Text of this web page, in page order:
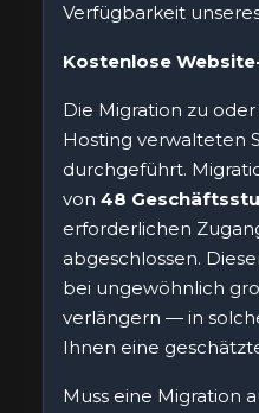
Verfügbarkeit
Kostenlose
Die Migration zu
Hosting verwalteten
durchgeführt.
von 48
erforderlichen
abgeschlossen.
bei ungewöhnlich
verlängern — in
Ihnen eine
Muss eine Migration